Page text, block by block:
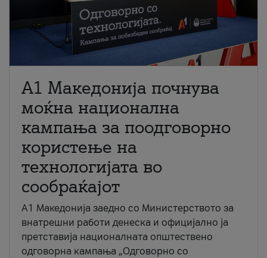
A1 Македонија почнува
моќна национална
кампања за поодговорно
користење на
технологијата во
сообраќајот
A1 Македонија заедно со Министерството за
внатрешни работи денеска и официјално ја
претставија националната општествено
одговорна кампања „Одговорно со